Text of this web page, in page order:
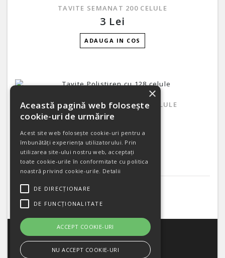
TAVITE SEMANAT 200 CELULE
3 Lei
ADAUGA IN COS
TAVITE POLISTIREN CU 128 CELULE
20 Lei
ADAUGA IN COS
Afisare 1 - 12 din 12 (1 pagini)
CATEGORII
CONTUL MEU
Această pagină web folosește
cookie-uri de urmărire
Acest site web folosește cookie-uri pentru a
îmbunătăți experiența utilizatorului. Prin
utilizarea site-ului nostru web, acceptați
toate cookie-urile în conformitate cu politica
noastră privind cookie-urile. Detalii
DE DIRECȚIONARE
DE FUNCȚIONALITATE
ACCEPT COOKIE-URI
NU ACCEPT COOKIE-URI
×